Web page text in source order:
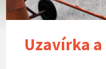
Uzavírka